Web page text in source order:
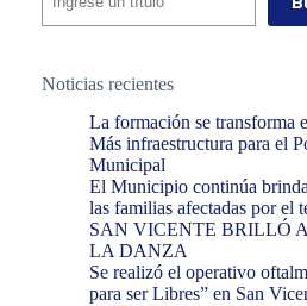
Noticias recientes
La formación se transforma
Más infraestructura para el
Municipal
El Municipio continúa
las familias afectadas por el
SAN VICENTE BRILLÓ
LA DANZA
Se realizó el operativo
para ser Libres” en San